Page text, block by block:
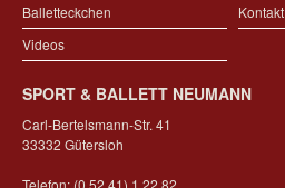
Balletteckchen
Kontakt
Videos
SPORT & BALLETT NEUMANN
Carl-Bertelsmann-Str. 41
33332 Gütersloh
Telefon: (0 52 41) 1 22 82